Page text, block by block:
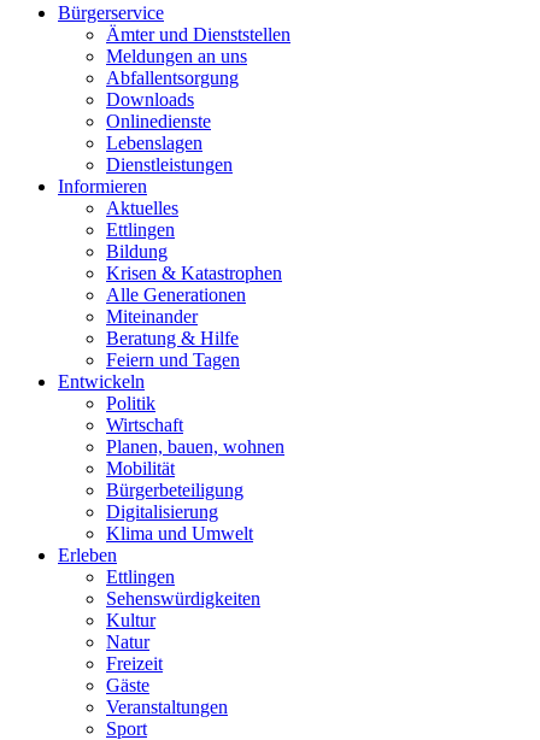
Bürgerservice
Ämter und Dienststellen
Meldungen an uns
Abfallentsorgung
Downloads
Onlinedienste
Lebenslagen
Dienstleistungen
Informieren
Aktuelles
Ettlingen
Bildung
Krisen & Katastrophen
Alle Generationen
Miteinander
Beratung & Hilfe
Feiern und Tagen
Entwickeln
Politik
Wirtschaft
Planen, bauen, wohnen
Mobilität
Bürgerbeteiligung
Digitalisierung
Klima und Umwelt
Erleben
Ettlingen
Sehenswürdigkeiten
Kultur
Natur
Freizeit
Gäste
Veranstaltungen
Sport